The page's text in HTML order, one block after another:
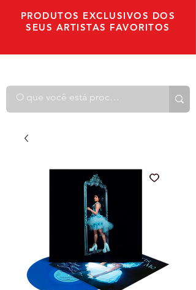
PRODUTOS EXCLUSIVOS DOS
SEUS ARTISTAS FAVORITOS